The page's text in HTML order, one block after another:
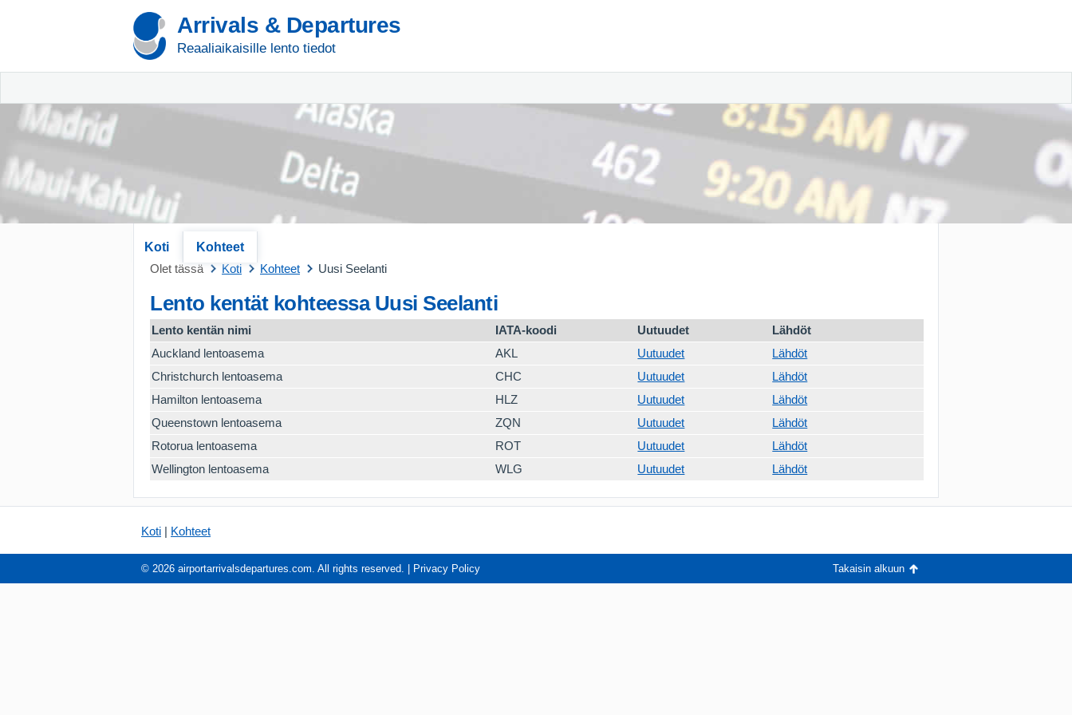
Arrivals & Departures
Reaaliaikaisille lento tiedot
Koti
Kohteet
Olet tässä
Koti Kohteet Uusi Seelanti
Lento kentät kohteessa Uusi Seelanti
Lento kentän nimi IATA-koodi Uutuudet
Lähdöt
Auckland lentoasema
AKL Uutuudet
Lähdöt
Christchurch lentoasema
CHC Uutuudet
Lähdöt
Hamilton lentoasema
HLZ Uutuudet
Lähdöt
Queenstown lentoasema
ZQN Uutuudet
Lähdöt
Rotorua lentoasema
ROT Uutuudet
Lähdöt
Wellington lentoasema
WLG Uutuudet Lähdöt
Koti | Kohteet
© 2026 airportarrivalsdepartures.com. All rights reserved. | Privacy Policy Takaisin alkuun